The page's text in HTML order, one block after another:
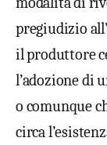
pregiudizio
il produttore
l’adozione di
o comunque
circa